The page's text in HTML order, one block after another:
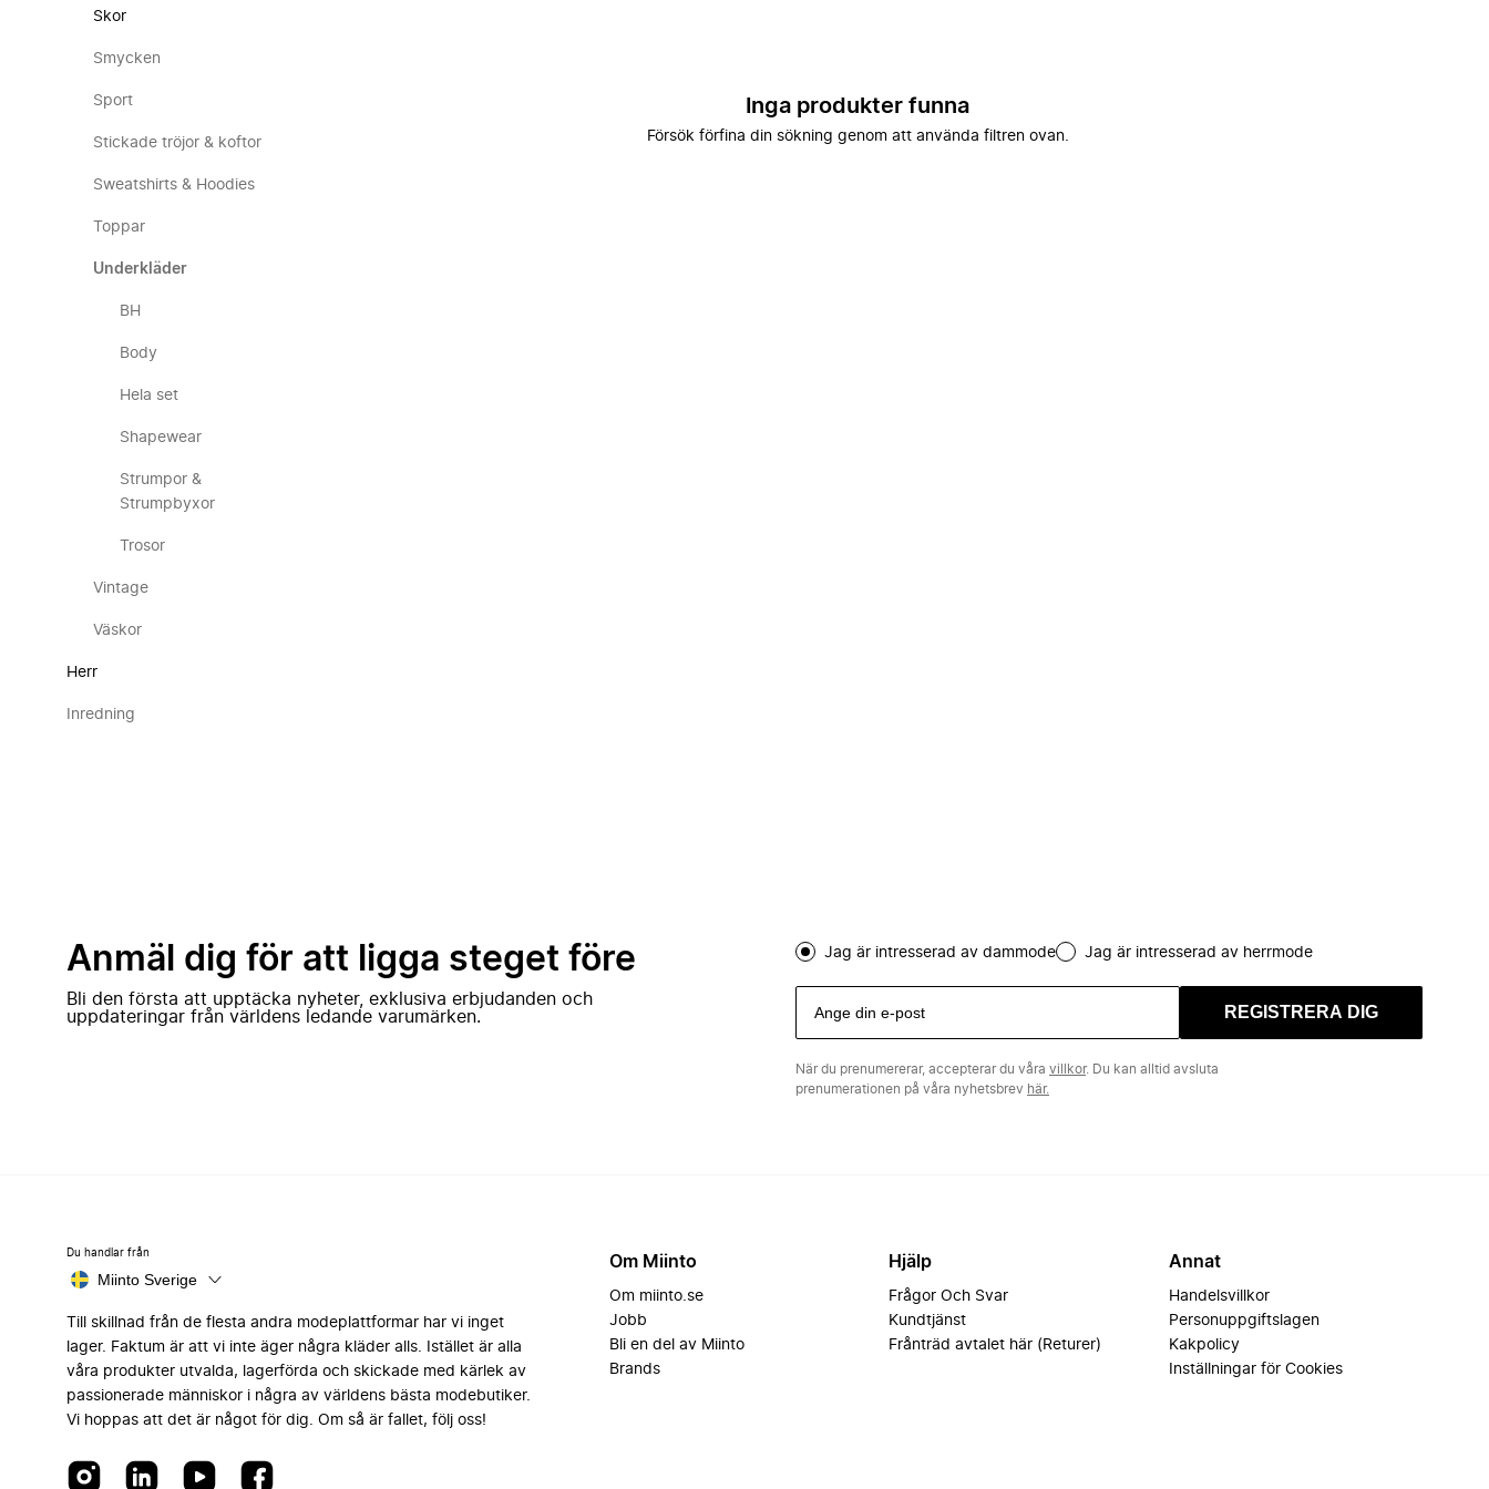
Skor
Smycken
Sport
Stickade tröjor & koftor
Sweatshirts & Hoodies
Toppar
Underkläder
BH
Body
Hela set
Shapewear
Strumpor &
Strumpbyxor
Trosor
Vintage
Väskor
Herr
Inredning
Inga produkter funna
Försök förfina din sökning genom att använda filtren ovan.
Anmäl dig för att ligga steget före
Bli den första att upptäcka nyheter, exklusiva erbjudanden och
uppdateringar från världens ledande varumärken.
Jag är intresserad av dammode Jag är intresserad av herrmode
REGISTRERA DIG
När du prenumererar, accepterar du våra villkor. Du kan alltid avsluta
prenumerationen på våra nyhetsbrev här.
Du handlar från
Miinto Sverige
Till skillnad från de flesta andra modeplattformar har vi inget
lager. Faktum är att vi inte äger några kläder alls. Istället är alla
våra produkter utvalda, lagerförda och skickade med kärlek av
passionerade människor i några av världens bästa modebutiker.
Vi hoppas att det är något för dig. Om så är fallet, följ oss!
Om Miinto
Om miinto.se
Jobb
Bli en del av Miinto
Brands
Hjälp
Frågor Och Svar
Kundtjänst
Frånträd avtalet här (Returer)
Annat
Handelsvillkor
Personuppgiftslagen
Kakpolicy
Inställningar för Cookies